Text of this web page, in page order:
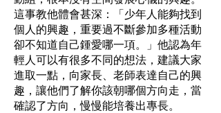
這事教他體會甚深：「少年人能夠找到
個人的興趣，重要過不斷參加多種活動
卻不知道自己鍾愛哪一項。」他認為年
輕人可以有很多不同的想法，建議大家
進取一點，向家長、老師表達自己的興
趣，讓他們了解你該朝哪個方向走，當
確認了方向，慢慢能培養出專長。